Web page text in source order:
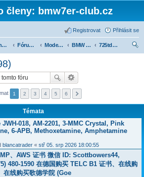
členy: bmw7er-club.cz
Přihlásit se
Registrovat
Knihovna Fórum 7er Modely BMW 7er BMW 7 e38 (1994-2001)
725tds (1996-1998)
1 2 3 4 5 6
Témata
018, AM-2201, 3-MMC Crystal, Pink
6-APB, Methoxetamine, Amphetamine
blancatrader « stř 05. srp 2026 18:00:55
、AWS 证书 微信 ID: Scottbowers44,
480-1590 在德国购买 TELC B1 证书、在线购
在线购买歌德学院 (Goe